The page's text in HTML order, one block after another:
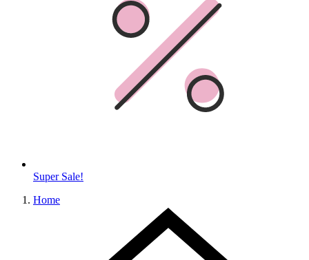
Super Sale!
Home